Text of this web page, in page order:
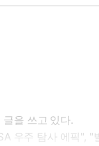
을 쓰고 있다.
우주 탐사 에픽", "